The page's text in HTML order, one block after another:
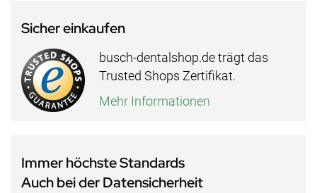
Sicher einkaufen
busch-dentalshop.de trägt das
Trusted Shops Zertifikat.
Mehr Informationen
Immer höchste Standards
Auch bei der Datensicherheit